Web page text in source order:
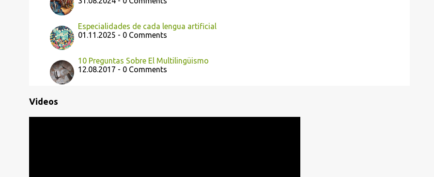
Especialidades de cada lengua artificial
01.11.2025 - 0 Comments
10 Preguntas Sobre El Multilingüismo
12.08.2017 - 0 Comments
Videos